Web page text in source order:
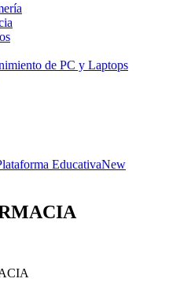
de PC y Laptops
EducativaNew